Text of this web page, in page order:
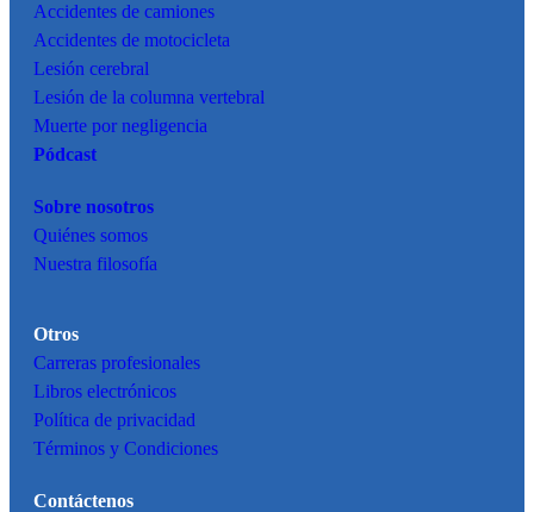
Accidentes de camiones
Accidentes de motocicleta
Lesión cerebral
Lesión de la columna vertebral
Muerte por negligencia
Pódcast
Sobre nosotros
Quiénes somos
Nuestra filosofía
Otros
Carreras profesionales
Libros electrónicos
Política de privacidad
Términos y Condiciones
Contáctenos